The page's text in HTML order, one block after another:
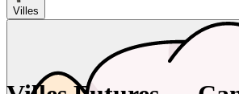
Villes